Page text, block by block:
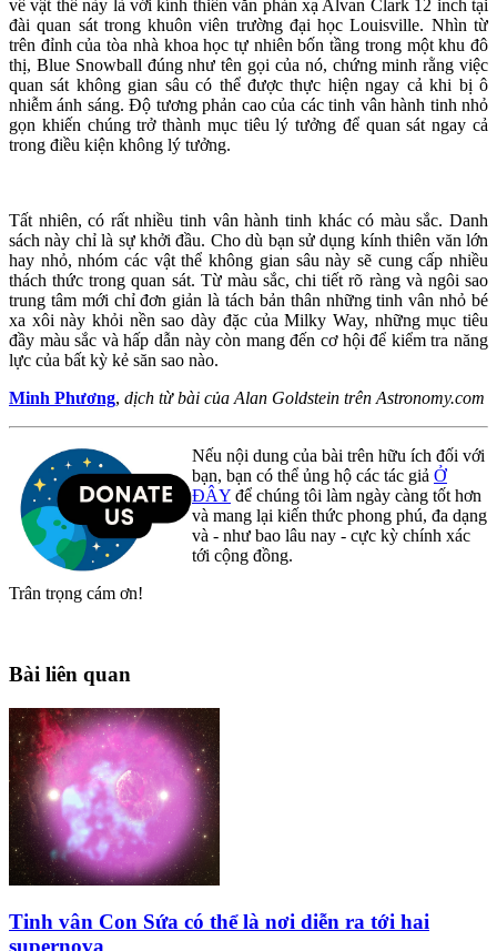
về vật thể này là với kính thiên văn phản xạ Alvan Clark 12 inch tại
đài quan sát trong khuôn viên trường đại học Louisville. Nhìn từ
trên đỉnh của tòa nhà khoa học tự nhiên bốn tầng trong một khu đô
thị, Blue Snowball đúng như tên gọi của nó, chứng minh rằng việc
quan sát không gian sâu có thể được thực hiện ngay cả khi bị ô
nhiễm ánh sáng. Độ tương phản cao của các tinh vân hành tinh nhỏ
gọn khiến chúng trở thành mục tiêu lý tưởng để quan sát ngay cả
trong điều kiện không lý tưởng.
Tất nhiên, có rất nhiều tinh vân hành tinh khác có màu sắc. Danh
sách này chỉ là sự khởi đầu. Cho dù bạn sử dụng kính thiên văn lớn
hay nhỏ, nhóm các vật thể không gian sâu này sẽ cung cấp nhiều
thách thức trong quan sát. Từ màu sắc, chi tiết rõ ràng và ngôi sao
trung tâm mới chỉ đơn giản là tách bản thân những tinh vân nhỏ bé
xa xôi này khỏi nền sao dày đặc của Milky Way, những mục tiêu
đầy màu sắc và hấp dẫn này còn mang đến cơ hội để kiểm tra năng
lực của bất kỳ kẻ săn sao nào.
Minh Phương, dịch từ bài của Alan Goldstein trên Astronomy.com
Nếu nội dung của bài trên hữu ích đối với
bạn, bạn có thể ủng hộ các tác giả Ở
ĐÂY để chúng tôi làm ngày càng tốt hơn
và mang lại kiến thức phong phú, đa dạng
và - như bao lâu nay - cực kỳ chính xác
tới cộng đồng.
Trân trọng cám ơn!
Bài liên quan
Tinh vân Con Sứa có thể là nơi diễn ra tới hai
supernova